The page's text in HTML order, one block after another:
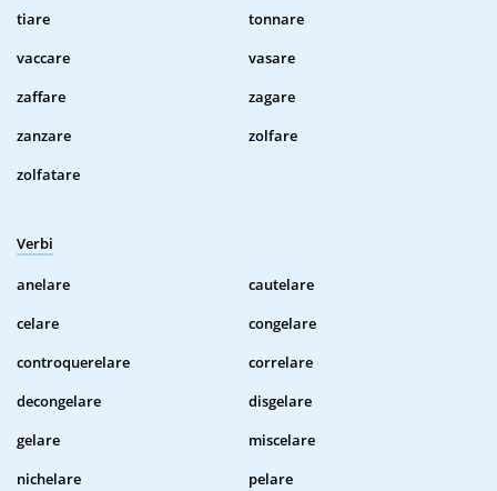
tiare
tonnare
vaccare
vasare
zaffare
zagare
zanzare
zolfare
zolfatare
Verbi
anelare
cautelare
celare
congelare
controquerelare
correlare
decongelare
disgelare
gelare
miscelare
nichelare
pelare